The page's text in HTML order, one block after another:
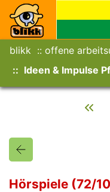
blikk offene
Ideen & Impulse
Hörspiele (72/